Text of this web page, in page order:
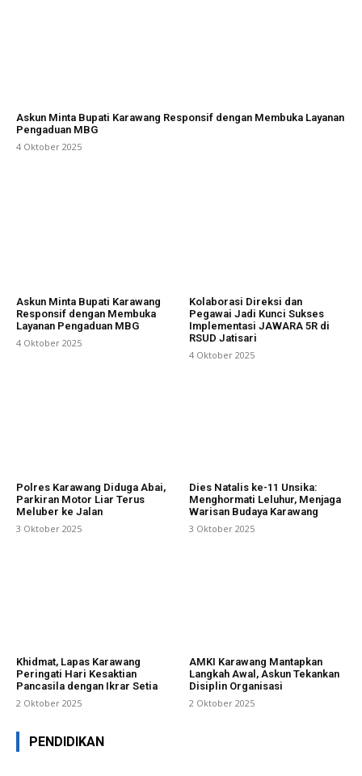
Askun Minta Bupati Karawang Responsif dengan Membuka Layanan
Pengaduan MBG
4 Oktober 2025
Askun Minta Bupati Karawang
Responsif dengan Membuka
Layanan Pengaduan MBG
4 Oktober 2025
Kolaborasi Direksi dan
Pegawai Jadi Kunci Sukses
Implementasi JAWARA 5R di
RSUD Jatisari
4 Oktober 2025
Polres Karawang Diduga Abai,
Parkiran Motor Liar Terus
Meluber ke Jalan
3 Oktober 2025
Dies Natalis ke-11 Unsika:
Menghormati Leluhur, Menjaga
Warisan Budaya Karawang
3 Oktober 2025
Khidmat, Lapas Karawang
Peringati Hari Kesaktian
Pancasila dengan Ikrar Setia
2 Oktober 2025
AMKI Karawang Mantapkan
Langkah Awal, Askun Tekankan
Disiplin Organisasi
2 Oktober 2025
PENDIDIKAN